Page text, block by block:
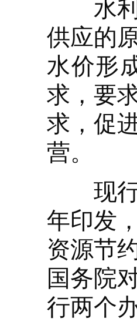
水利
供应的
水价形
求，要
求，促
营。
现行
年印发
资源节
国务院
行两个